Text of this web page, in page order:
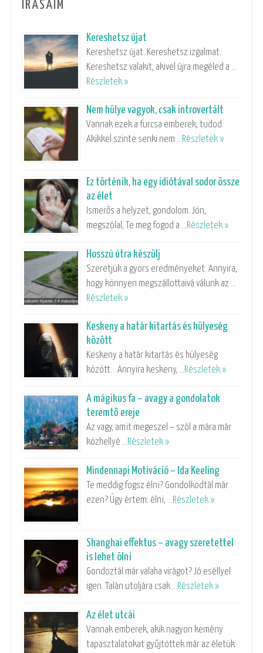
ÍRÁSAIM
Kereshetsz újat
Kereshetsz újat. Kereshetsz izgalmat.
Kereshetsz valakit, akivel újra megéled a …
Részletek »
Nem hülye vagyok, csak introvertált
Vannak ezek a furcsa emberek, tudod.
Akikkel szinte senki nem …Részletek »
Ez történik, ha egy idiótával sodor össze
az élet
Ismerős a helyzet, gondolom. Jön,
megszólal, Te meg fogod a …Részletek »
Hosszú útra készülj
Szeretjük a gyors eredményeket. Annyira,
hogy könnyen megszállottaivá válunk az …
Részletek »
Keskeny a határ kitartás és hülyeség
között
Keskeny a határ kitartás és hülyeség
között. Annyira keskeny, …Részletek »
A mágikus fa – avagy a gondolatok
teremtő ereje
Az vagy, amit megeszel – szól a mára már
közhellyé …Részletek »
Mindennapi Motiváció – Ida Keeling
Te meddig fogsz élni? Gondolkodtál már
ezen? Úgy értem: élni, …Részletek »
Shanghai effektus – avagy szeretettel
is lehet ölni
Gondoztál már valaha virágot? Jó eséllyel
igen. Talán utoljára csak …Részletek »
Az élet utcái
Vannak emberek, akik nagyon kemény
tapasztalatokat gyűjtöttek már az életük